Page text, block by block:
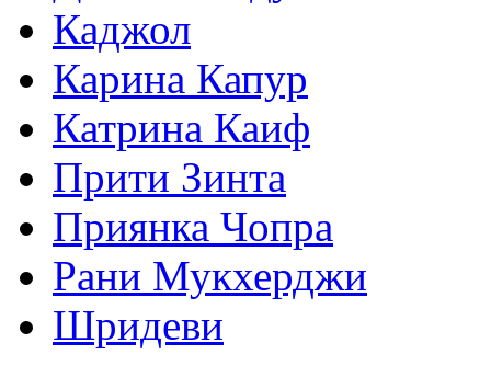
Каджол
Карина Капур
Катрина Каиф
Прити Зинта
Приянка Чопра
Рани Мукхерджи
Шридеви